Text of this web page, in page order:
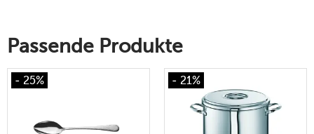
Passende Produkte
- 25% - 21%